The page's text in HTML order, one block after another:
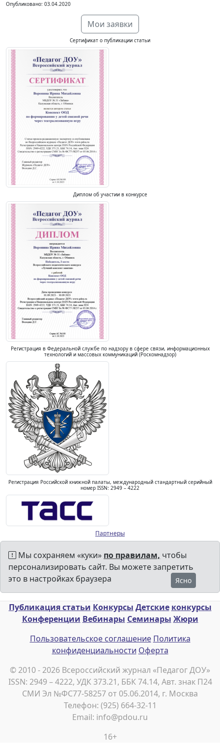
Опубликовано: 03.04.2020
Мои заявки
Сертификат о публикации статьи
Диплом об участии в конкурсе
Регистрация в Федеральной службе по надзору в сфере связи, информационных
технологий и массовых коммуникаций (Роскомнадзор)
Регистрация Российской книжной палаты, международный стандартный серийный
номер ISSN: 2949 – 4222
Партнеры
Мы сохраняем «куки» по правилам, чтобы
персонализировать сайт. Вы можете запретить
это в настройках браузера
Ясно
Публикация статьи Конкурсы Детские конкурсы
Конференции Вебинары Семинары Жюри
Пользовательское соглашение Политика
конфиденциальности Оферта
© 2010 - 2026 Всероссийский журнал «Педагог ДОУ»
ISSN: 2949 – 4222, УДК 373.21, ББК 74.14, Авт. знак П24
СМИ Эл №ФС77-58257 от 05.06.2014, г. Москва
Телефон: (925) 664-32-11
Email: info@pdou.ru
16+